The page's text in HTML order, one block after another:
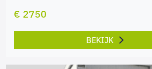
€ 2750
BEKIJK